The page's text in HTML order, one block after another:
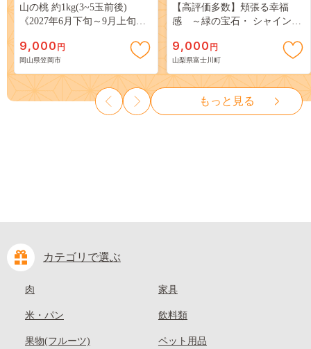
山の桃 約1kg(3~5玉前後)
《2027年6月下旬～9月上旬頃
岡山 はくとう スイーツ フル
ーツ 果物 デザート 旬 モモ も
も 先行予約 送料無料 果物 岡
山県 笠岡市 清水白桃 白鳳 白
麗 クール便---
kasaoka_zsy_419_100---
9,000 円
岡山県笠岡市
【高評価多数】頬張る幸福
感 ～緑の宝石・ シャインマ
３房） フルーツ 山梨県産 果
物 くだもの シャイン マスカ
ット ぶどう ブドウ 葡萄 大粒
種なし 先行予約 富士川町
10000円 一万円 9000円 九千円
9,000 円
山梨県富士川町
もっと見る
カテゴリで選ぶ
肉
米・パン
果物(フルーツ)
家具
飲料類
ペット用品